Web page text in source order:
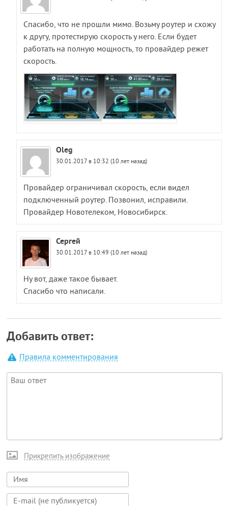
Спасибо, что не прошли мимо. Возьму роутер и схожу
к другу, протестирую скорость у него. Если будет
работать на полную мощность, то провайдер режет
скорость.
Oleg
30.01.2017 в 10:32 (10 лет назад)
Провайдер ограничивал скорость, если видел
подключенный роутер. Позвонил, исправили.
Провайдер Новотелеком, Новосибирск.
Сергей
30.01.2017 в 10:49 (10 лет назад)
Ну вот, даже такое бывает.
Спасибо что написали.
Добавить ответ:
Правила комментирования
Прикрепить изображение